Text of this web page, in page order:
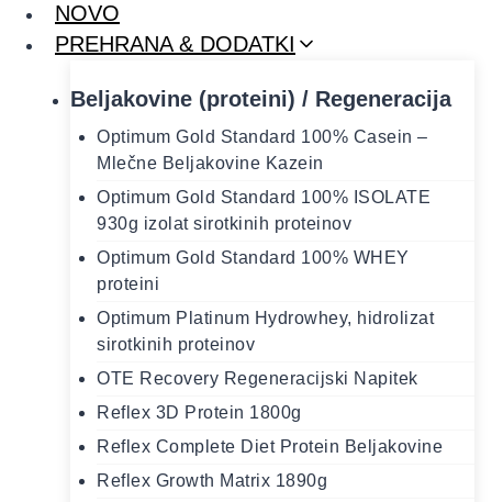
NOVO
PREHRANA & DODATKI
Beljakovine (proteini) / Regeneracija
Optimum Gold Standard 100% Casein –
Mlečne Beljakovine Kazein
Optimum Gold Standard 100% ISOLATE
930g izolat sirotkinih proteinov
Optimum Gold Standard 100% WHEY
proteini
Optimum Platinum Hydrowhey, hidrolizat
sirotkinih proteinov
OTE Recovery Regeneracijski Napitek
Reflex 3D Protein 1800g
Reflex Complete Diet Protein Beljakovine
Reflex Growth Matrix 1890g